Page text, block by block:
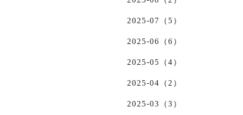
2025-07（5）
2025-06（6）
2025-05（4）
2025-04（2）
2025-03（3）